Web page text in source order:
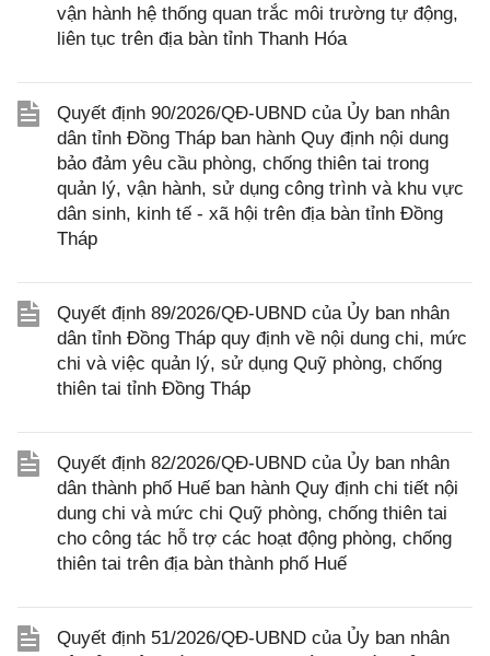
vận hành hệ thống quan trắc môi trường tự động,
liên tục trên địa bàn tỉnh Thanh Hóa
Quyết định 90/2026/QĐ-UBND của Ủy ban nhân
dân tỉnh Đồng Tháp ban hành Quy định nội dung
bảo đảm yêu cầu phòng, chống thiên tai trong
quản lý, vận hành, sử dụng công trình và khu vực
dân sinh, kinh tế - xã hội trên địa bàn tỉnh Đồng
Tháp
Quyết định 89/2026/QĐ-UBND của Ủy ban nhân
dân tỉnh Đồng Tháp quy định về nội dung chi, mức
chi và việc quản lý, sử dụng Quỹ phòng, chống
thiên tai tỉnh Đồng Tháp
Quyết định 82/2026/QĐ-UBND của Ủy ban nhân
dân thành phố Huế ban hành Quy định chi tiết nội
dung chi và mức chi Quỹ phòng, chống thiên tai
cho công tác hỗ trợ các hoạt động phòng, chống
thiên tai trên địa bàn thành phố Huế
Quyết định 51/2026/QĐ-UBND của Ủy ban nhân